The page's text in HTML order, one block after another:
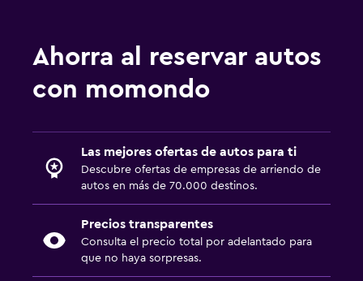
Ahorra al reservar autos
con momondo
Las mejores ofertas de autos para ti
Descubre ofertas de empresas de arriendo de
autos en más de 70.000 destinos.
Precios transparentes
Consulta el precio total por adelantado para
que no haya sorpresas.